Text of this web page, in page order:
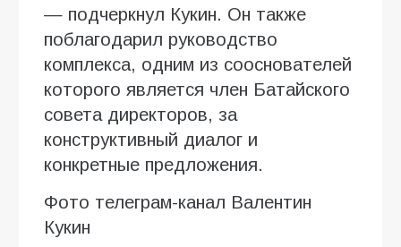
— подчеркнул Кукин. Он также
поблагодарил руководство
комплекса, одним из сооснователей
которого является член Батайского
совета директоров, за
конструктивный диалог и
конкретные предложения.
Фото телеграм-канал Валентин
Кукин